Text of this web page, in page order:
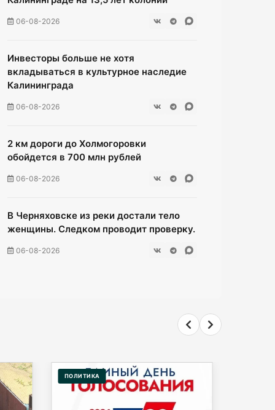
06-08-2026
Инвесторы больше не хотя
вкладываться в культурное наследие
Калининграда
06-08-2026
2 км дороги до Холмогоровки
обойдется в 700 млн рублей
06-08-2026
В Черняховске из реки достали тело
женщины. Следком проводит проверку.
06-08-2026
Калининградцы жалуются на автобус
№ 9
06-08-2026
ПОЛИТИКА